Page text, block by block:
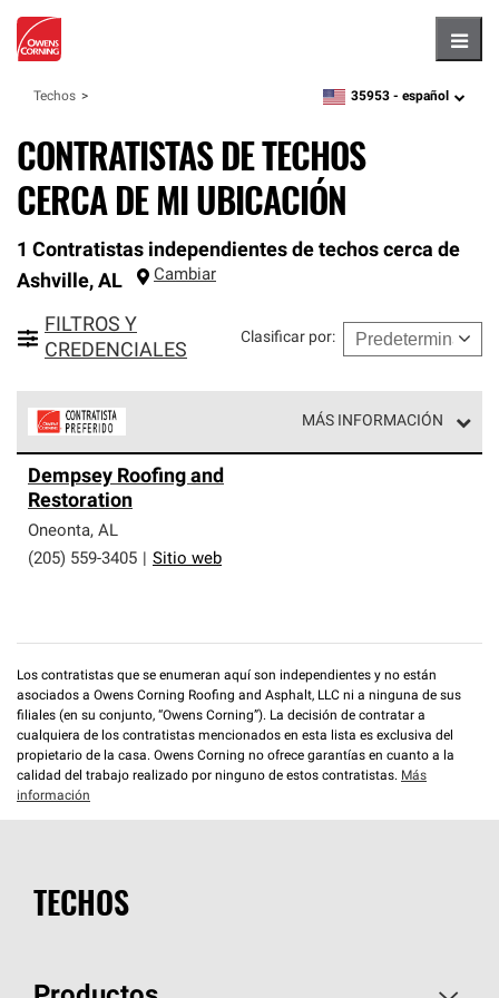
Techos zipcode,language
35953 - español
CONTRATISTAS DE TECHOS
CERCA DE MI UBICACIÓN
1 Contratistas independientes de techos cerca de
Ashville, AL Cambiar
FILTROS Y
CREDENCIALES
Clasificar por:
MÁS INFORMACIÓN
parte de una red exclusiva de profesionales de techos
que cumplen con altos estándares y requisitos estrictos
de profesionalismo y confiabilidad.
Dempsey Roofing and
Restoration
Oneonta, AL
(205) 559-3405
Sitio web
Los contratistas que se enumeran aquí son independientes y no están
asociados a Owens Corning Roofing and Asphalt, LLC ni a ninguna de sus
filiales (en su conjunto, “Owens Corning”). La decisión de contratar a
cualquiera de los contratistas mencionados en esta lista es exclusiva del
propietario de la casa. Owens Corning no ofrece garantías en cuanto a la
calidad del trabajo realizado por ninguno de estos contratistas. Más
información
TECHOS